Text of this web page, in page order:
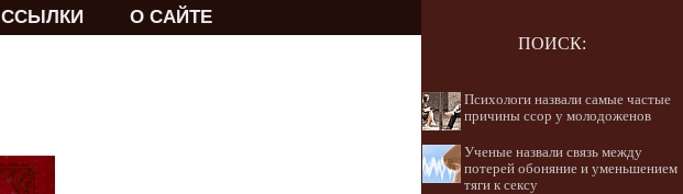
ССЫЛКИ О САЙТЕ
ПОИСК:
Психологи назвали самые частые
причины ссор у молодоженов
Ученые назвали связь между
потерей обоняние и уменьшением
тяги к сексу